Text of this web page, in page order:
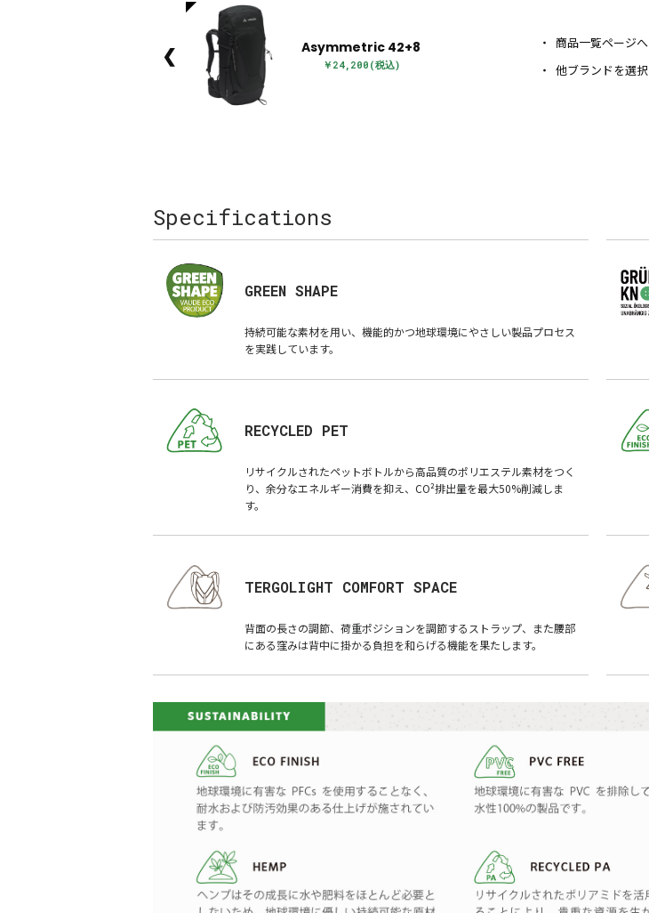
❮ Asymmetric 42+8
￥24,200(税込)
商品一覧ページへ
他ブランドを選択
Specifications
GREEN SHAPE
持続可能な素材を用い、機能的かつ地球環境にやさしい製品プロセス
を実践しています。
RECYCLED PET
リサイクルされたペットボトルから高品質のポリエステル素材をつく
り、余分なエネルギー消費を抑え、CO²排出量を最大50%削減しま
す。
TERGOLIGHT COMFORT SPACE
背面の長さの調節、荷重ポジションを調節するストラップ、また腰部
にある窪みは背中に掛かる負担を和らげる機能を果たします。